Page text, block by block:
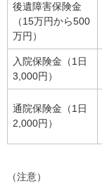
後遺障害保険金
（15万円から500
万円）
入院保険金（1日
3,000円）
通院保険金（1日
2,000円）
（注意）